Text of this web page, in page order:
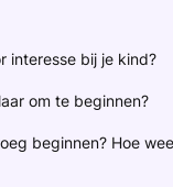
interesse bij je kind?
om te beginnen?
beginnen? Hoe